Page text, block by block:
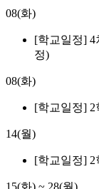
08(화)
[학교일정] 4
정)
08(화)
[학교일정] 2
14(월)
[학교일정] 2